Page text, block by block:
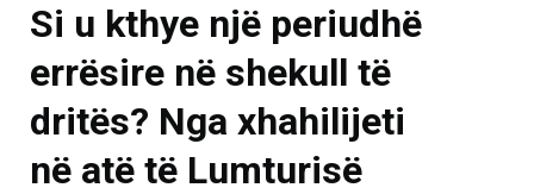
Si u kthye një periudhë
errësire në shekull të
dritës? Nga xhahilijeti
në atë të Lumturisë